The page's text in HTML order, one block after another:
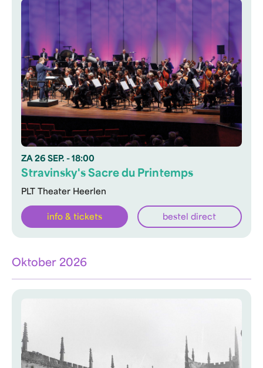
ZA 26 SEP. - 18:00
PLT Theater Heerlen
Stravinsky's Sacre du Printemps
info & tickets bestel direct
Oktober 2026